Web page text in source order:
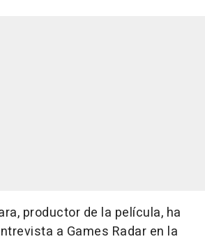
productor de la película, ha
a Games Radar en la